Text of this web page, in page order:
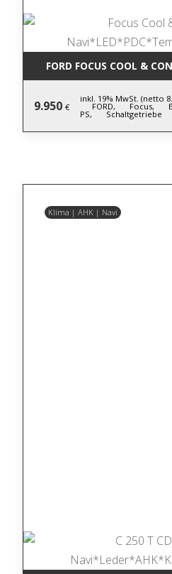
FORD FOCUS COOL &
9.950 €
inkl. 19% MwSt. (netto
FORD, Focus,
PS, Schaltgetriebe
Klima | AHK | Navi